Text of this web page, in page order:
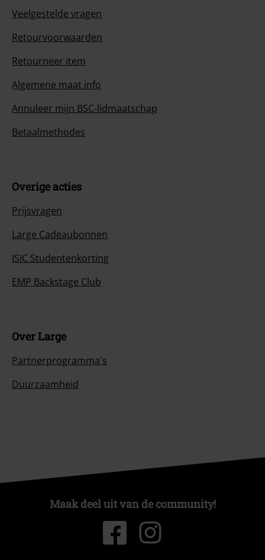
Veelgestelde vragen
Retourvoorwaarden
Retourneer item
Algemene maat info
Annuleer mijn BSC-lidmaatschap
Betaalmethodes
Overige acties
Prijsvragen
Large Cadeaubonnen
ISIC Studentenkorting
EMP Backstage Club
Over Large
Partnerprogramma's
Duurzaamheid
Maak deel uit van de community!